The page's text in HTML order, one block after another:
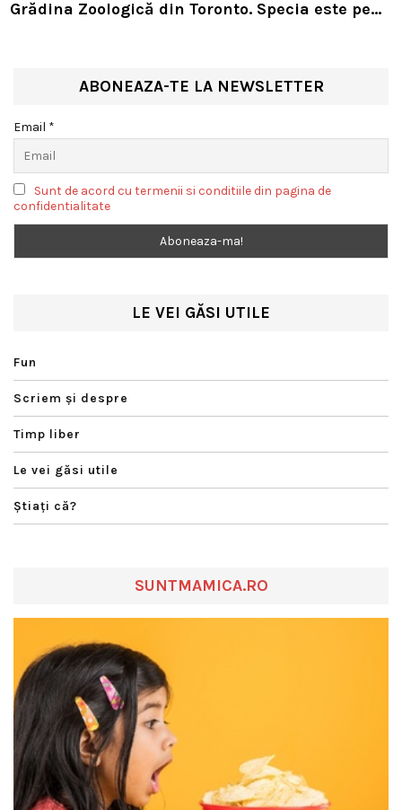
Grădina Zoologică din Toronto. Specia este pe
ABONEAZA-TE LA NEWSLETTER
Email *
Sunt de acord cu termenii si conditiile din pagina de
confidentialitate
LE VEI GĂSI UTILE
Fun
Scriem şi despre
Timp liber
Le vei găsi utile
Ştiaţi că?
SUNTMAMICA.RO